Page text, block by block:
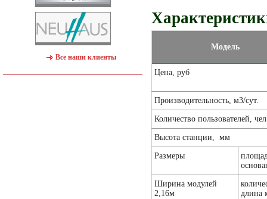
Все наши клиенты
Модель
Цена, руб
Производительность, м3/сут.
Количество пользователей, чел
Высота станции, мм
Размеры
Ширина модулей
2,16м
длина